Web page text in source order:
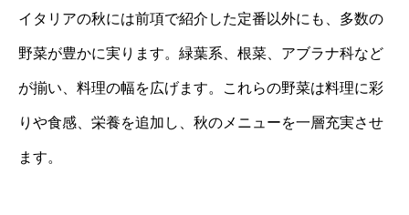
イタリアの秋には前項で紹介した定番以外にも、多数の
野菜が豊かに実ります。緑葉系、根菜、アブラナ科など
が揃い、料理の幅を広げます。これらの野菜は料理に彩
りや食感、栄養を追加し、秋のメニューを一層充実させ
ます。